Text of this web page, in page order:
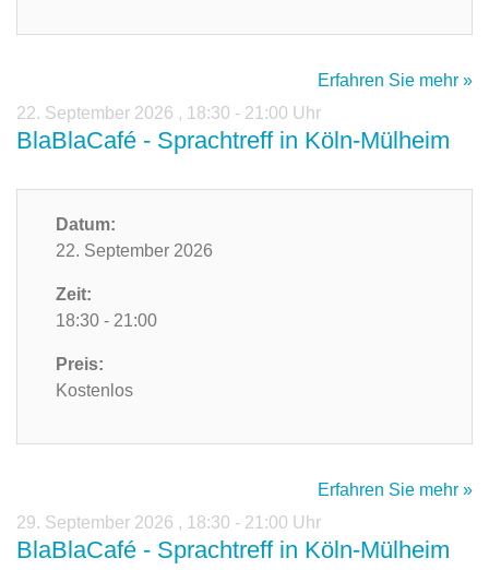
Erfahren Sie mehr »
22. September 2026 , 18:30 - 21:00 Uhr
BlaBlaCafé - Sprachtreff in Köln-Mülheim
Datum:
22. September 2026
Zeit:
18:30 - 21:00
Preis:
Kostenlos
Erfahren Sie mehr »
29. September 2026 , 18:30 - 21:00 Uhr
BlaBlaCafé - Sprachtreff in Köln-Mülheim